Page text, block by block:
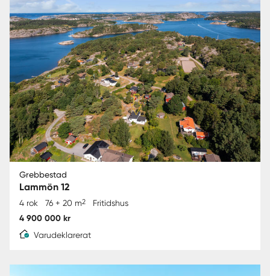
Grebbestad
Lammön 12
4 rok 76 + 20 m2 Fritidshus
4 900 000 kr
Varudeklarerat